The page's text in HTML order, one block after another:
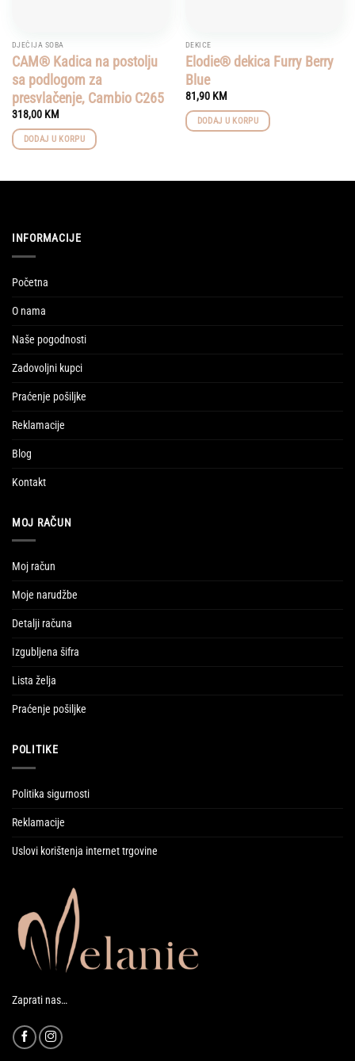
DJEČIJA SOBA
CAM® Kadica na postolju
sa podlogom za
presvlačenje, Cambio C265
318,00 KM
DODAJ U KORPU
DEKICE
Elodie® dekica Furry Berry
Blue
81,90 KM
DODAJ U KORPU
INFORMACIJE
Početna
O nama
Naše pogodnosti
Zadovoljni kupci
Praćenje pošiljke
Reklamacije
Blog
Kontakt
MOJ RAČUN
Moj račun
Moje narudžbe
Detalji računa
Izgubljena šifra
Lista želja
Praćenje pošiljke
POLITIKE
Politika sigurnosti
Reklamacije
Uslovi korištenja internet trgovine
Zaprati nas…